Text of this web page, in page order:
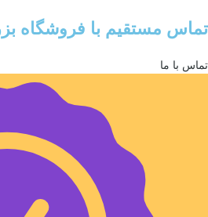
تماس مستقیم با فروشگاه
تماس با ما